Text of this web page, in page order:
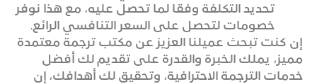
تحديد التكلفة وفقا لما تحصل عليه، مع هذا نوفر
خصومات لتحصل على السعر التنافسي الرائع.
إن كنت تبحث عميلنا العزيز عن مكتب ترجمة معتمدة
مميز، يملك الخبرة والقدرة على تقديم لك أفضل
خدمات الترجمة الاحترافية، وتحقيق لك أهدافك، إن